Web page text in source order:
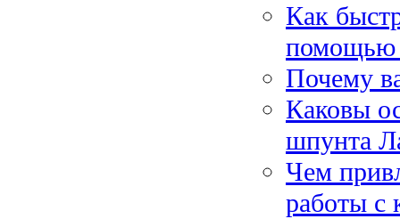
Как
помощью
Почему
Каковы
шпунта
Чем
работы с